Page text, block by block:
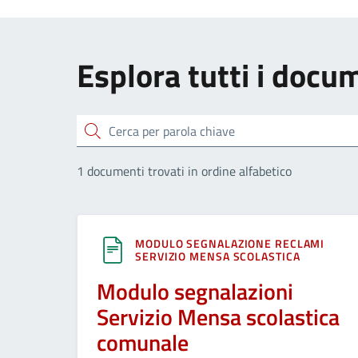
Esplora tutti i
Cerca
1 documenti trovati in ordine alfabetico
MODULO SEGNALAZIONE RECLAMI
SERVIZIO MENSA SCOLASTICA
Modulo segnalazioni
Servizio Mensa scolastica
comunale